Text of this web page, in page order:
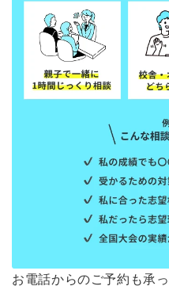
お電話からのご予約も承